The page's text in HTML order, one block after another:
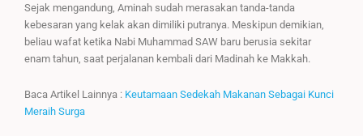
Sejak mengandung, Aminah sudah merasakan tanda-tanda
kebesaran yang kelak akan dimiliki putranya. Meskipun demikian,
beliau wafat ketika Nabi Muhammad SAW baru berusia sekitar
enam tahun, saat perjalanan kembali dari Madinah ke Makkah.
Baca Artikel Lainnya : Keutamaan Sedekah Makanan Sebagai Kunci
Meraih Surga